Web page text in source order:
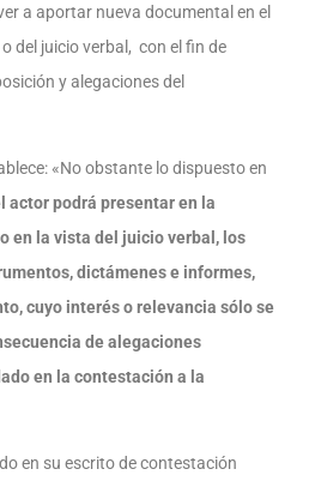
a aportar nueva documental en el
del juicio verbal, con el fin de
y alegaciones del
«No obstante lo dispuesto en
actor podrá presentar en la
en la vista del juicio verbal, los
dictámenes e informes,
cuyo interés o relevancia sólo se
de alegaciones
en la contestación a la
en su escrito de contestación